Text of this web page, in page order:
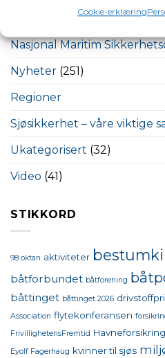
Cookie-erklæring
(18)
Nasjonal Maritim
Nyheter (251)
Regioner
Sjøsikkerhet – våre viktige
Ukategorisert (32)
Video (41)
STIKKORD
98 oktan aktiviteter
båtforbundet båtforening
båttinget båttinget 2026
Association flytekonferansen
FrivillighetensFremtid Havneforsikring
Eyolf Fagerhaug kvinner til sjøs